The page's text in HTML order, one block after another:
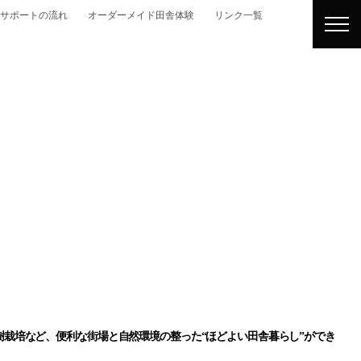
ポートの流れ オーダーメイド田舎体験 リンク一覧
培など、便利な街場と自然環境の整った“ほどよい田舎暮らし”ができ